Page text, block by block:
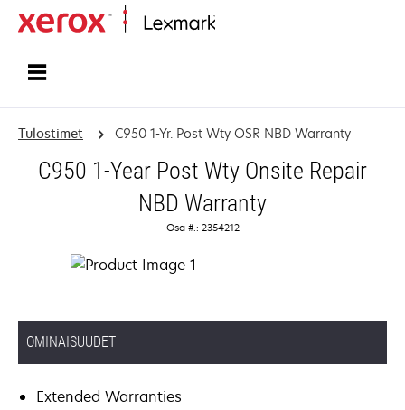
Tulostimet C950 1-Yr. Post Wty OSR NBD Warranty
C950 1-Year Post Wty Onsite Repair
NBD Warranty
Osa #.: 2354212
OMINAISUUDET
Extended Warranties